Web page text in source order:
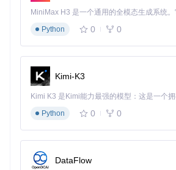
扩展卡尔曼滤波器(EKF)是实现这一功能
一个"智能翻译官"，能将不同传感器的"
的状态，然后用新的传感器数据修正预
根据GPS信号调整你的位置估计一样。
控制算法：从指令到动作的桥梁
当你通过遥控器发出"向前飞"的指令时，
常用的控制算法是PID控制器，它通过比
状态"的差异来计算控制量。
想象你在驾驶汽车：如果车速太慢（误差
Python
0 0
Kimi-K3
Python
0 0
DataFlow